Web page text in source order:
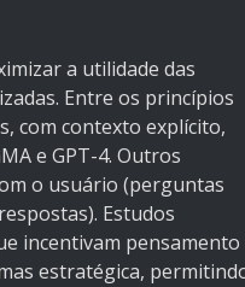
a utilidade das
Entre os princípios
com contexto explícito,
e GPT-4. Outros
o usuário (perguntas
Estudos
incentivam pensamento
estratégica,